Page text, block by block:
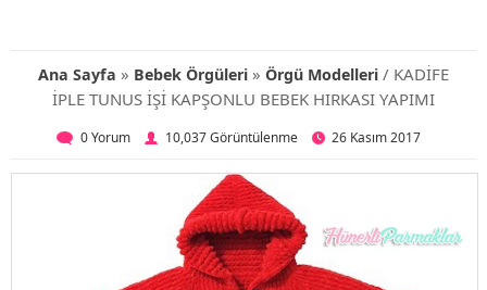
Ana Sayfa » Bebek Örgüleri » Örgü Modelleri / KADİFE
İPLE TUNUS İŞİ KAPŞONLU BEBEK HIRKASI YAPIMI
0 Yorum 10,037 Görüntülenme 26 Kasım 2017